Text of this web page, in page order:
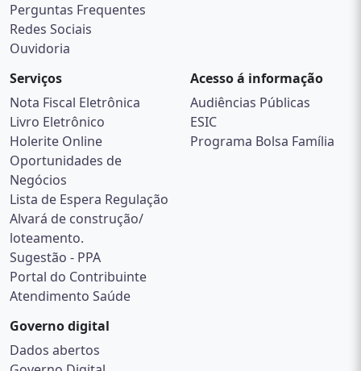
Perguntas Frequentes
Redes Sociais
Ouvidoria
Serviços
Nota Fiscal Eletrônica
Livro Eletrônico
Holerite Online
Oportunidades de
Negócios
Lista de Espera Regulação
Alvará de construção/
loteamento.
Sugestão - PPA
Portal do Contribuinte
Atendimento Saúde
Acesso á informação
Audiências Públicas
ESIC
Programa Bolsa Família
Governo digital
Dados abertos